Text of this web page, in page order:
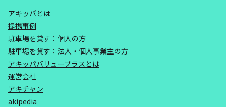
アキッパとは
提携事例
駐車場を貸す：個人の方
駐車場を貸す：法人・個人事業主の方
アキッパバリュープラスとは
運営会社
アキチャン
akipedia